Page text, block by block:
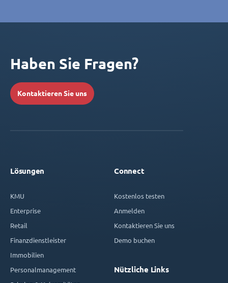
Haben Sie Fragen?
Kontaktieren Sie uns
Lösungen
KMU
Enterprise
Retail
Finanzdienstleister
Immobilien
Personalmanagement
Connect
Kostenlos testen
Anmelden
Kontaktieren Sie uns
Demo buchen
Nützliche Links